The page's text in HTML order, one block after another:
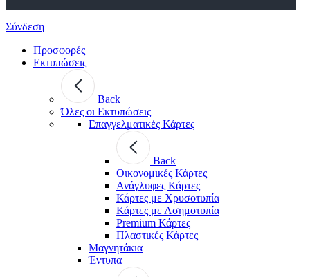
Σύνδεση
Προσφορές
Εκτυπώσεις
Back
Όλες οι Εκτυπώσεις
Επαγγελματικές Κάρτες
Back
Οικονομικές Κάρτες
Ανάγλυφες Κάρτες
Κάρτες με Χρυσοτυπία
Κάρτες με Ασημοτυπία
Premium Κάρτες
Πλαστικές Κάρτες
Μαγνητάκια
Έντυπα